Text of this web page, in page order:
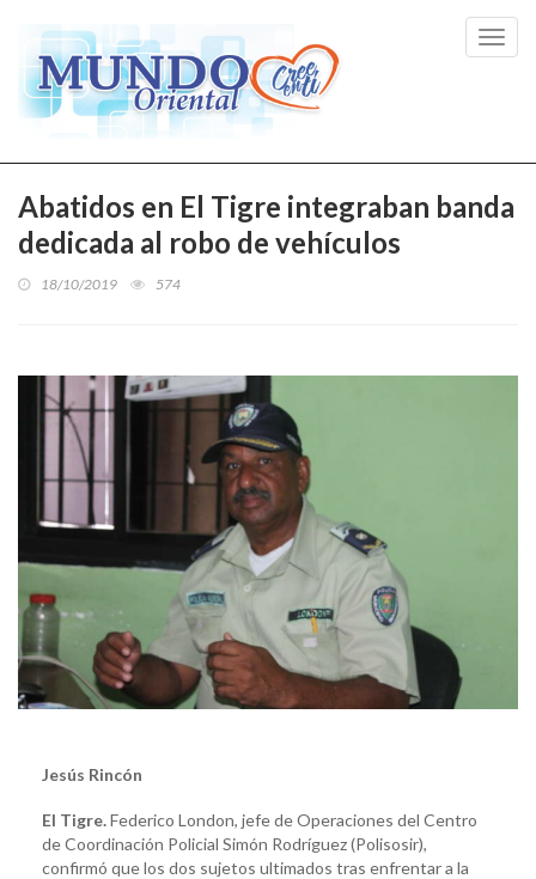
Abatidos en El Tigre integraban banda
dedicada al robo de vehículos
18/10/2019 574
Jesús Rincón
El Tigre.Federico London, jefe de Operaciones del Centro
de Coordinación Policial Simón Rodríguez (Polisosir),
confirmó que los dos sujetos ultimados tras enfrentar a la